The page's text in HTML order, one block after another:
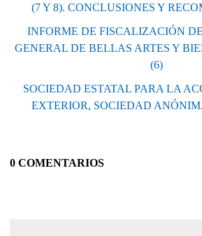
(7 Y 8). CONCLUSIONES Y
INFORME DE FISCALIZACIÓN
GENERAL DE BELLAS ARTES Y
(6)
SOCIEDAD ESTATAL PARA LA
EXTERIOR, SOCIEDAD
0 COMENTARIOS